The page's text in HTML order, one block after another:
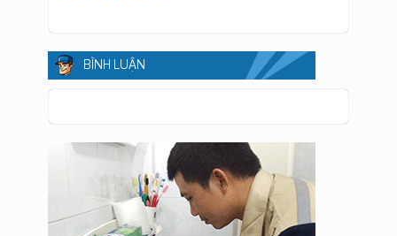
BÌNH LUẬN